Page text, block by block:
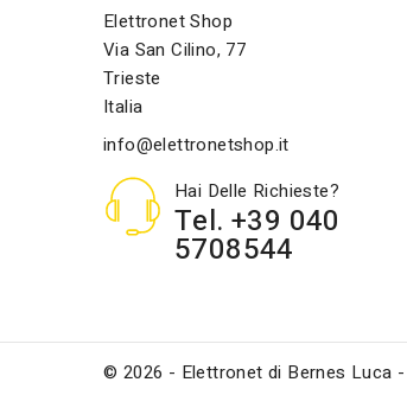
Elettronet Shop
Via San Cilino, 77
Trieste
Italia
info@elettronetshop.it
Hai Delle Richieste?
Tel. +39 040
5708544
© 2026 - Elettronet di Bernes Luca -